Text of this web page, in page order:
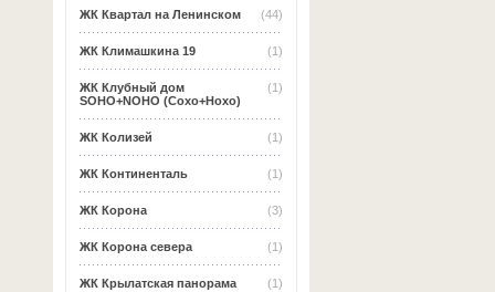
(44)
ЖК Квартал на Ленинском
(1)
ЖК Климашкина 19
(1)
ЖК Клубный дом
SOHO+NOHO (Сохо+Нохо)
(1)
ЖК Колизей
(1)
ЖК Континенталь
(3)
ЖК Корона
(1)
ЖК Корона севера
(1)
ЖК Крылатская панорама